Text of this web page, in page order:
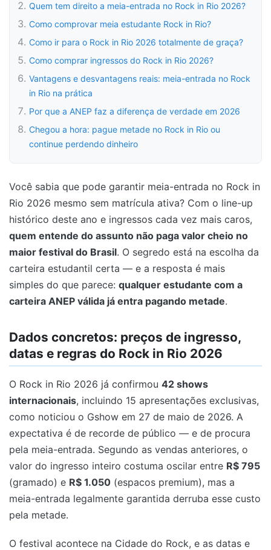
Quem tem direito a meia-entrada no Rock in Rio 2026?
Como comprovar meia estudante Rock in Rio?
Como ir para o Rock in Rio 2026 totalmente de graça?
Como comprar ingressos do Rock in Rio 2026?
Vantagens e desvantagens reais: meia-entrada no Rock
in Rio na prática
Por que a ANEP faz a diferença de verdade em 2026
Chegou a hora: pague metade no Rock in Rio ou
continue perdendo dinheiro
Você sabia que pode garantir meia-entrada no Rock in
Rio 2026 mesmo sem matrícula ativa? Com o line-up
histórico deste ano e ingressos cada vez mais caros,
quem entende do assunto não paga valor cheio no
maior festival do Brasil. O segredo está na escolha da
carteira estudantil certa — e a resposta é mais
simples do que parece: qualquer estudante com a
carteira ANEP válida já entra pagando metade.
Dados concretos: preços de ingresso,
datas e regras do Rock in Rio 2026
O Rock in Rio 2026 já confirmou 42 shows
internacionais, incluindo 15 apresentações exclusivas,
como noticiou o Gshow em 27 de maio de 2026. A
expectativa é de recorde de público — e de procura
pela meia-entrada. Segundo as vendas anteriores, o
valor do ingresso inteiro costuma oscilar entre R$ 795
(gramado) e R$ 1.050 (espacos premium), mas a
meia-entrada legalmente garantida derruba esse custo
pela metade.
O festival acontece na Cidade do Rock, e as datas e